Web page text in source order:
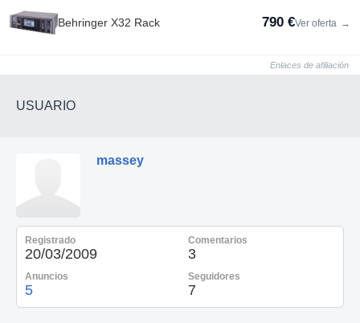
Behringer X32 Rack 790 €Ver oferta →
Enlaces de afiliación
USUARIO
massey
Registrado
20/03/2009
Comentarios
3
Anuncios
5
Seguidores
7